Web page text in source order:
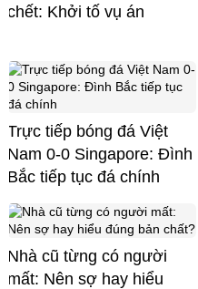
chết: Khởi tố vụ án
Trực tiếp bóng đá Việt
Nam 0-0 Singapore: Đình
Bắc tiếp tục đá chính
Nhà cũ từng có người
mất: Nên sợ hay hiểu